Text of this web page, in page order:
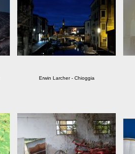
Erwin Larcher - Chioggia